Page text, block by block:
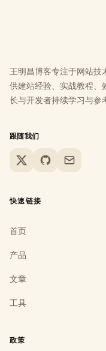
王明昌博客专注于网站技
供建站经验、实战教程、
长与开发者持续学习与参
跟随我们
X GitHubEmail
快速链接
首页
产品
文章
工具
政策